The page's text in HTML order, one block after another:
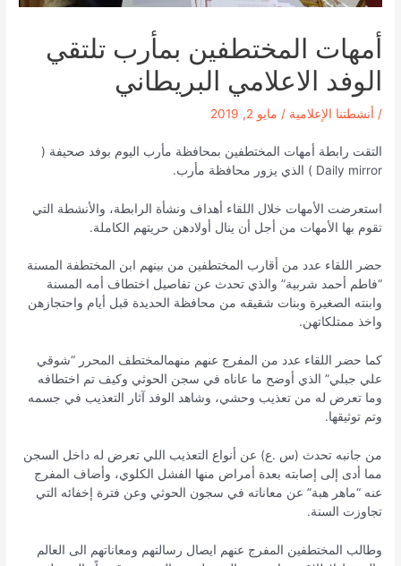
أمهات المختطفين بمأرب تلتقي
الوفد الاعلامي البريطاني
/ أنشطتنا الإعلامية / مايو 2, 2019
التقت رابطة أمهات المختطفين بمحافظة مأرب اليوم بوفد صحيفة (
Daily mirror ) الذي يزور محافظة مأرب.
استعرضت الأمهات خلال اللقاء أهداف ونشأة الرابطة، والأنشطة التي
تقوم بها الأمهات من أجل أن ينال أولادهن حريتهم الكاملة.
حضر اللقاء عدد من أقارب المختطفين من بينهم ابن المختطفة المسنة
“فاطم أحمد شربية” والذي تحدث عن تفاصيل اختطاف أمه المسنة
وابنته الصغيرة وبنات شقيقه من محافظة الحديدة قبل أيام واحتجازهن
واخذ ممتلكاتهن.
كما حضر اللقاء عدد من المفرج عنهم منهمالمختطف المحرر “شوقي
علي جبلي” الذي أوضح ما عاناه في سجن الحوثي وكيف تم اختطافه
وما تعرض له من تعذيب وحشي، وشاهد الوفد آثار التعذيب في جسمه
وتم توثيقها.
من جانبه تحدث (س .ع) عن أنواع التعذيب اللي تعرض له داخل السجن
مما أدى إلى إصابته بعدة أمراض منها الفشل الكلوي، وأضاف المفرج
عنه “ماهر هبة” عن معاناته في سجون الحوثي وعن فترة إخفائه التي
تجاوزت السنة.
وطالب المختطفين المفرج عنهم ايصال رسالتهم ومعاناتهم الى العالم